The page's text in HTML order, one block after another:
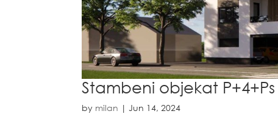
Stambeni objekat
by milan |Jun 14, 2024